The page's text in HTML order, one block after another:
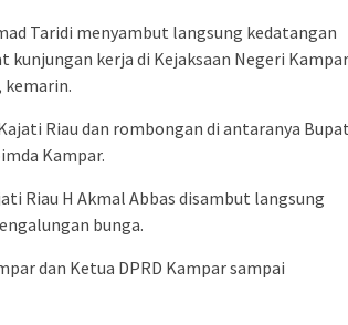
Taridi menyambut langsung kedatangan
kunjungan kerja di Kejaksaan Negeri Kampar
kemarin.
Riau dan rombongan di antaranya
Kampar.
Riau H Akmal Abbas disambut langsung
bunga.
dan Ketua DPRD Kampar sampai